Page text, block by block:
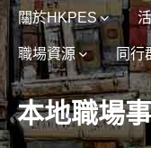
關於HKPES
職場資源 同行
本地職場